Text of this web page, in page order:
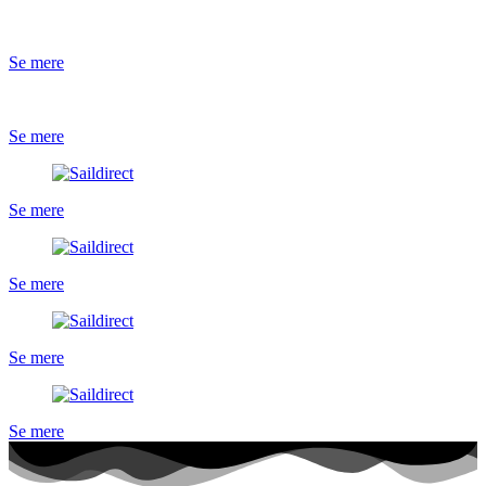
Se mere
Se mere
Se mere
Se mere
Se mere
Se mere